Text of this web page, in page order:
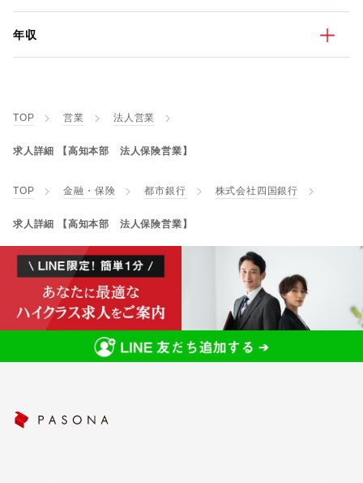
年収
TOP 営業 法人営業
求人詳細 【高知本部 法人保険営業】
TOP 金融・保険 都市銀行 株式会社四国銀行
求人詳細 【高知本部 法人保険営業】